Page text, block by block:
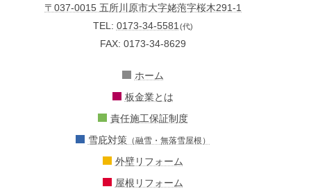
〒037-0015 五所川原市大字姥萢字桜木291-1
TEL: 0173-34-5581 (代)
FAX: 0173-34-8629
ホーム
板金業とは
責任施工保証制度
雪庇対策（融雪・無落雪屋根）
外壁リフォーム
屋根リフォーム